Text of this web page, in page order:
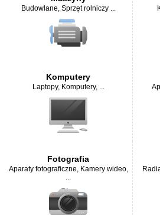
Budowlane, Sprzęt rolniczy...
Komputery
Laptopy, Komputery, ...
Fotografia
Aparaty fotograficzne, Kamery wideo,
...